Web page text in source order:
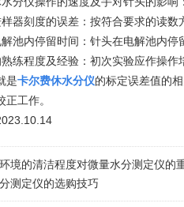
刻度的误差：按符合要求的读数
内停留时间：针头在电解池内停
程度及经验：初次实验应作操作
是卡尔费休水分仪的标定误差值的相
工作。
境的清洁程度对微量水分测定仪的
测定仪的选购技巧